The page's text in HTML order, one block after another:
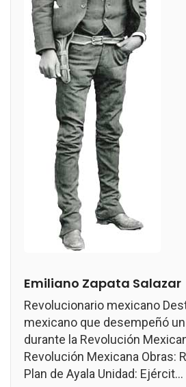
Emiliano Zapata Salazar
Revolucionario mexicano
mexicano que desempeñó
durante la Revolución
Revolución Mexicana Obras:
Plan de Ayala Unidad: Ejércit...